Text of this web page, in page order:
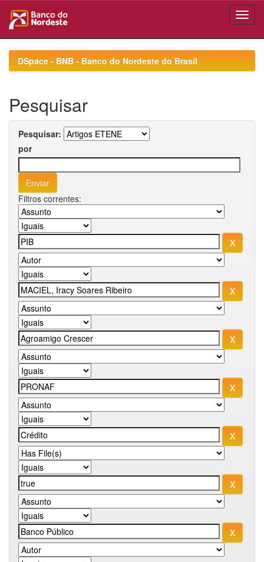
navigationDSpace - BNB - Banco do Nordeste do Brasil
Pesquisar
Pesquisar:
por
Filtros correntes: